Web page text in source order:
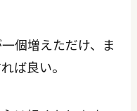
個増えただけ、ま
ば良い。